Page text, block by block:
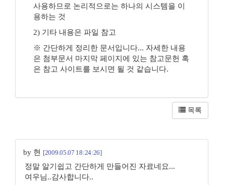
사용하므로 논리적으로는 하나의 시스템을 이
용하는 것
2) 기타 내용은 파일 참고
※ 간단하게 정리한 문서입니다... 자세한 내용
은 첨부문서 마지막 페이지에 있는 참고문헌 혹
은 참고 사이트를 보시면 될 것 같습니다.
목록
by 현 [2009.05.07 18:24:26]
정말 알기쉽고 간단하게 만들어진 자료네요...
여우님..감사합니다..